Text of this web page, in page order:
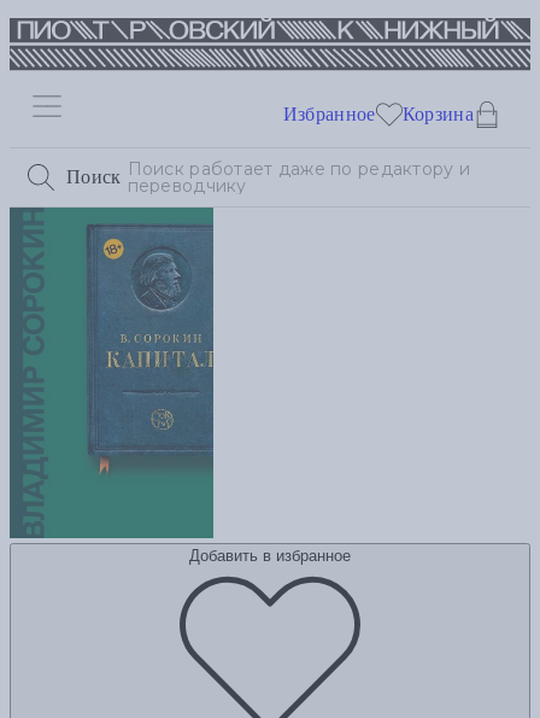
Поиск
Избранное Корзина
Добавить в избранное